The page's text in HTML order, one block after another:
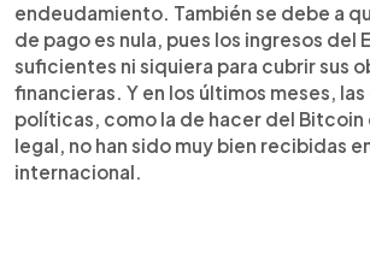
endeudamiento. También se debe a
de pago es nula, pues los ingresos del
suficientes ni siquiera para cubrir sus
financieras. Y en los últimos meses,
políticas, como la de hacer del Bitcoin
legal, no han sido muy bien recibidas
internacional.